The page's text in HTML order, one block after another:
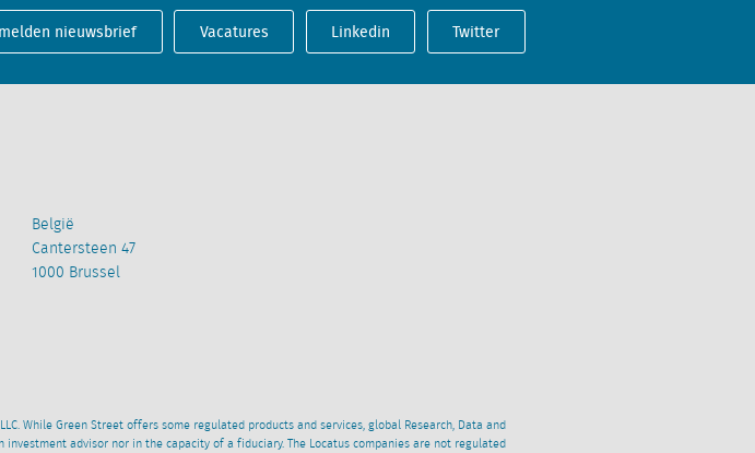
nieuwsbrief Vacatures Linkedin Twitter
België
Cantersteen 47
1000 Brussel
While Green Street offers some regulated products and services, global Research, Data and
advisor nor in the capacity of a fiduciary. The Locatus companies are not regulated